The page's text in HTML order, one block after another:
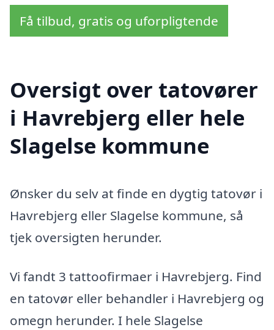
Få tilbud, gratis og uforpligtende
Oversigt over tatovører
i Havrebjerg eller hele
Slagelse kommune
Ønsker du selv at finde en dygtig tatovør i
Havrebjerg eller Slagelse kommune, så
tjek oversigten herunder.
Vi fandt 3 tattoofirmaer i Havrebjerg. Find
en tatovør eller behandler i Havrebjerg og
omegn herunder. I hele Slagelse